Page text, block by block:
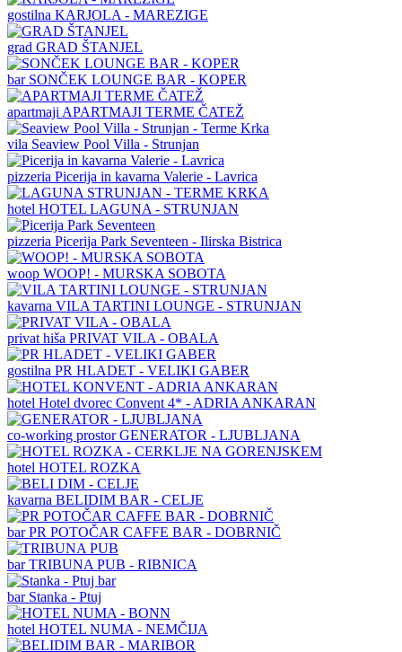
gostilna KARJOLA - MAREZIGE
grad GRAD ŠTANJEL
bar SONČEK LOUNGE BAR - KOPER
apartmaji APARTMAJI TERME ČATEŽ
vila Seaview Pool Villa - Strunjan
pizzeria Picerija in kavarna Valerie - Lavrica
hotel HOTEL LAGUNA - STRUNJAN
pizzeria Picerija Park Seventeen - Ilirska Bistrica
woop WOOP! - MURSKA SOBOTA
kavarna VILA TARTINI LOUNGE - STRUNJAN
privat hiša PRIVAT VILA - OBALA
gostilna PR HLADET - VELIKI GABER
hotel Hotel dvorec Convent 4* - ADRIA ANKARAN
co-working prostorGENERATOR - LJUBLJANA
hotel HOTEL ROZKA
kavarna BELIDIM BAR - CELJE
barPR POTOČAR CAFFE BAR - DOBRNIČ
barTRIBUNA PUB - RIBNICA
bar Stanka - Ptuj
hotel HOTEL NUMA - NEMČIJA